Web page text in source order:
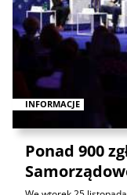
INFORMACJE
Ponad 900